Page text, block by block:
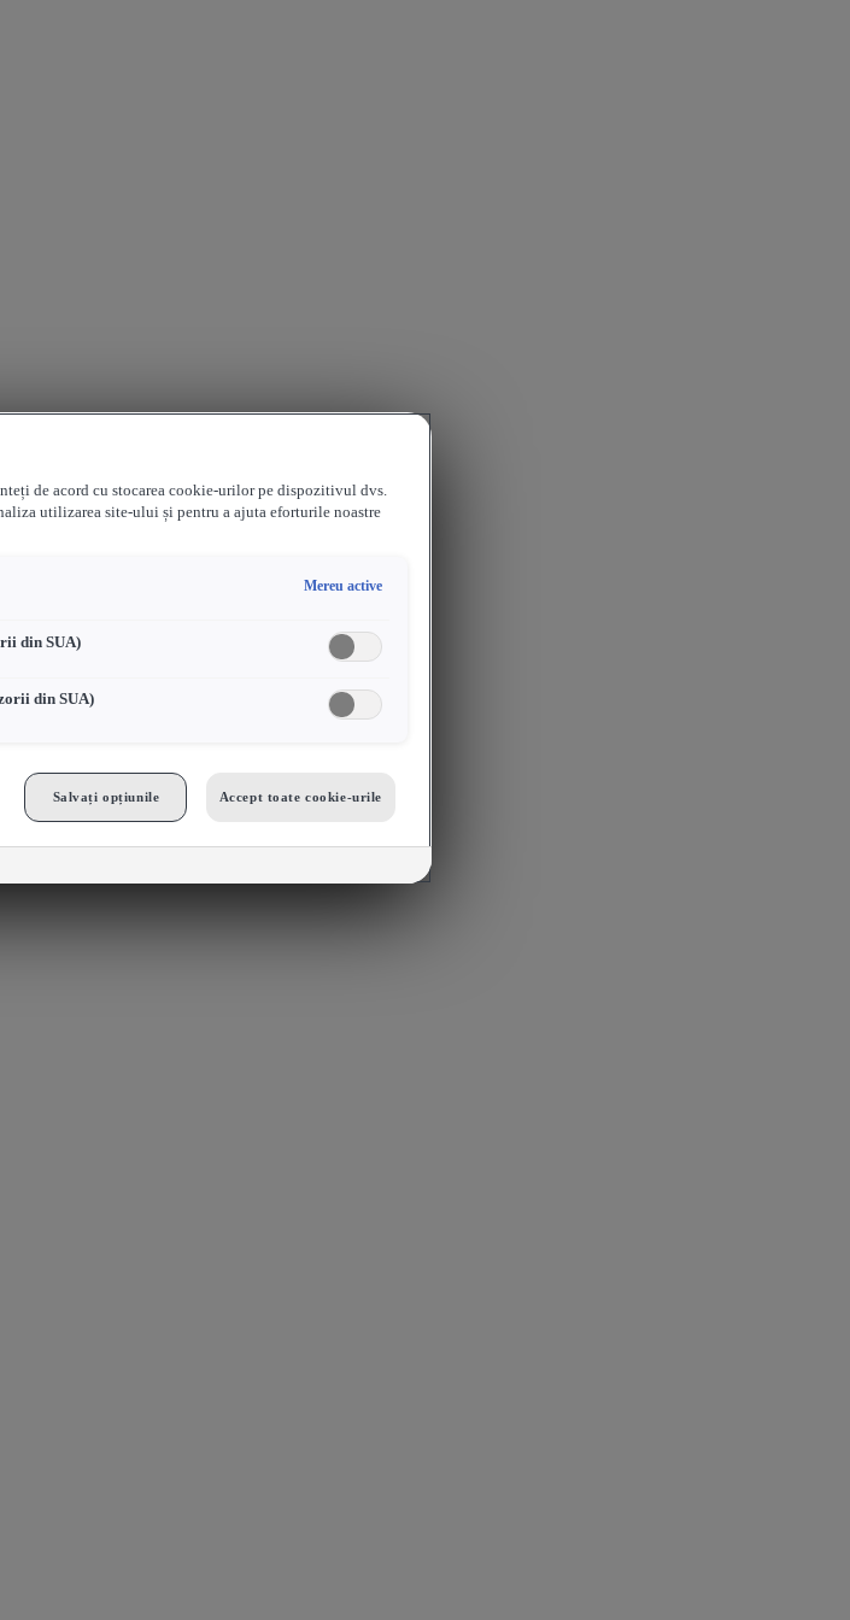
de acord cu stocarea cookie-urilor pe dispozitivul dvs.
utilizarea site-ului și pentru a ajuta eforturile noastre
Mereu active
din SUA)
din SUA)
Salvați opțiunile Accept toate cookie-urile